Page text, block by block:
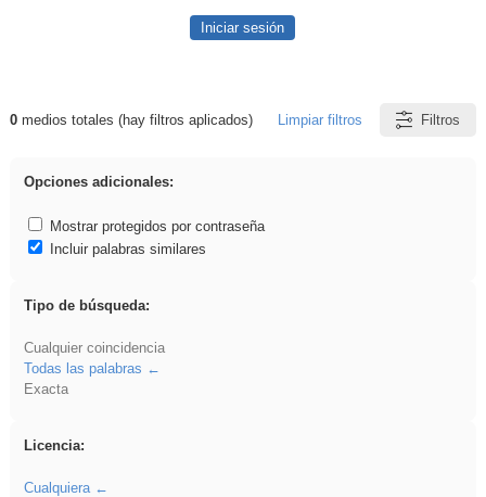
Iniciar sesión
Resultados de: Explorations
0medios totales (hay filtros aplicados) Limpiar filtros Filtros
Opciones adicionales:
Mostrar protegidos por contraseña
Incluir palabras similares
Tipo de búsqueda:
Cualquier coincidencia
Todas las palabras
Exacta
Licencia:
Cualquiera